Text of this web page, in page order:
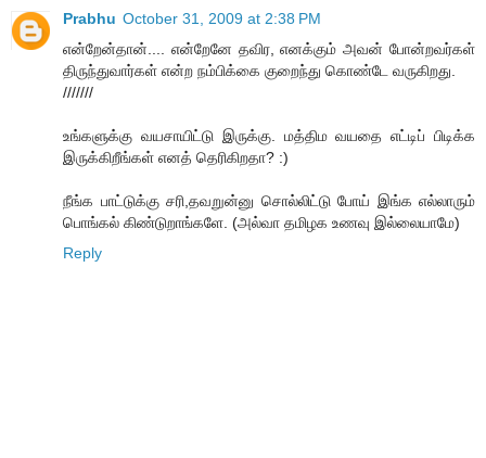
Prabhu October 31, 2009 at 2:38 PM
என்றேன்தான்.... என்றேனே தவிர, எனக்கும் அவன் போன்றவர்கள்
திருந்துவார்கள் என்ற நம்பிக்கை குறைந்து கொண்டே வருகிறது.
///////
உங்களுக்கு வயசாயிட்டு இருக்கு. மத்திம வயதை எட்டிப் பிடிக்க
இருக்கிறீங்கள் எனத் தெரிகிறதா? :)
நீங்க பாட்டுக்கு சரி,தவறுன்னு சொல்லிட்டு போய் இங்க எல்லாரும்
பொங்கல் கிண்டுறாங்களே. (அல்வா தமிழக உணவு இல்லையாமே)
Reply